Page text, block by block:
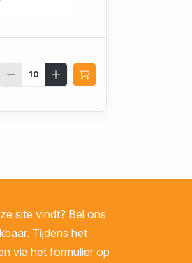
site vindt? Bel ons
Tijdens het
via het formulier op